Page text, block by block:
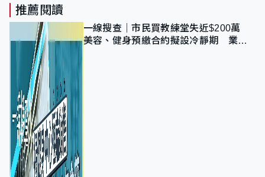
推薦閱讀
一線搜查｜市民買教練堂失近$200萬
美容、健身預繳合約擬設冷靜期 業界